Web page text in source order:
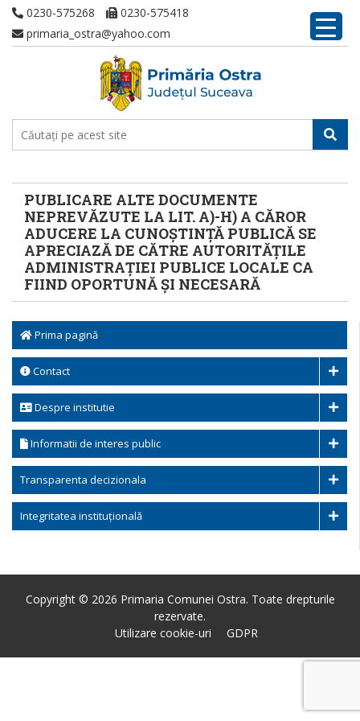
0230-575268
0230-575418
primaria_ostra@yahoo.com
PUBLICARE ALTE DOCUMENTE
NEPREVĂZUTE LA LIT. A)-H) A CĂROR
ADUCERE LA CUNOȘTINȚĂ PUBLICĂ SE
APRECIAZĂ DE CĂTRE AUTORITĂȚILE
ADMINISTRAȚIEI PUBLICE LOCALE CA
FIIND OPORTUNĂ ȘI NECESARĂ
Prima pagină
Contact
Despre institutie
Informatii de interes public
Transparenta decizionala
Integritatea instituțională
Copyright © 2026 Primaria Comunei Ostra. Toate drepturile
rezervate.
Utilizare cookie-uri
GDPR